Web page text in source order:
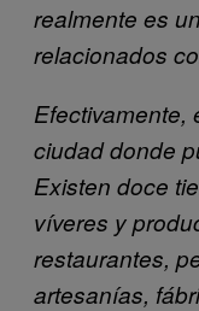
realmente es
relacionados
Efectivamente,
ciudad donde
Existen doce
víveres y
restaurantes,
artesanías,